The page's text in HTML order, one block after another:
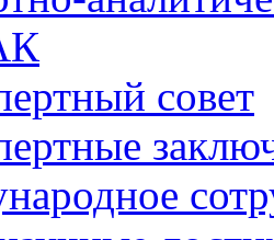
совет